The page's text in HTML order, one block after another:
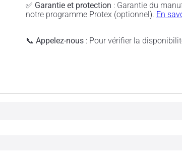
✅ Garantie et protection : Garantie du
notre programme Protex (optionnel). En
📞 Appelez-nous: Pour vérifier la